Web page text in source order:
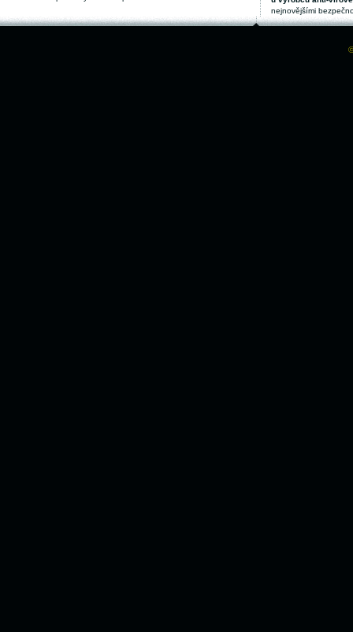
nejnovějšími